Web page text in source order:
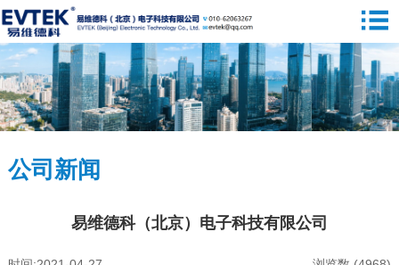
公司新闻
易维德科（北京）电子科技有限公司